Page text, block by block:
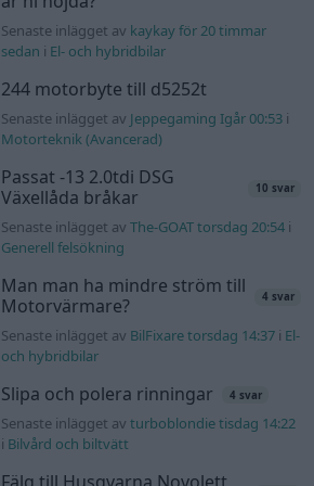
Senaste inlägget av kaykay för 20 timmar
sedan i El- och hybridbilar
244 motorbyte till d5252t
Senaste inlägget av Jeppegaming Igår 00:53 i
Motorteknik (Avancerad)
Passat -13 2.0tdi DSG
Växellåda bråkar
10 svar
Senaste inlägget avThe-GOAT torsdag 20:54 i
Generell felsökning
Man man ha mindre ström till
Motorvärmare?
4 svar
Senaste inlägget av BilFixare torsdag 14:37 i El-
och hybridbilar
Slipa och polera rinningar 4 svar
Senaste inlägget avturboblondie tisdag 14:22
i Bilvård och biltvätt